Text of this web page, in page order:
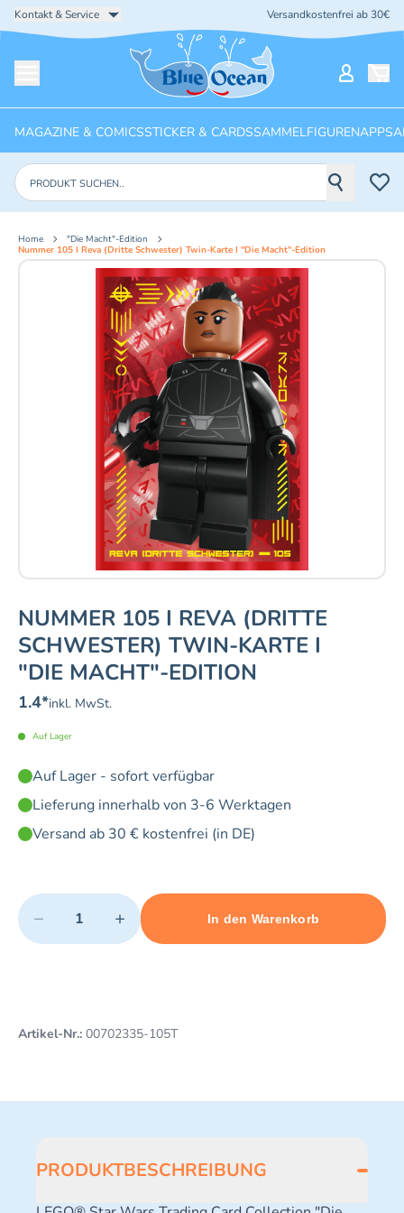
Kontakt & Service Versandkostenfrei ab 30€
Startseite
MAGAZINE & COMICSSTICKER & CARDSSAMMELFIGURENAPPS
Produkte suchen
Home
"Die Macht"-Edition
Nummer 105 I Reva (Dritte Schwester) Twin-Karte I "Die Macht"-Edition
NUMMER 105 I REVA (DRITTE
SCHWESTER) TWIN-KARTE I
"DIE MACHT"-EDITION
1.4*inkl. MwSt.
Auf Lager
Auf Lager - sofort verfügbar
Lieferung innerhalb von 3-6 Werktagen
Versand ab 30 € kostenfrei (in DE)
Quantity
− +
Minimum quantity: 1 Maximum quantity: 3
In den Warenkorb
Add 1 item to cart
Artikel-Nr.: 00702335-105T
PRODUKTBESCHREIBUNG